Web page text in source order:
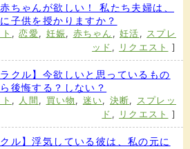
赤ちゃんが欲しい！ 私たち夫婦は、
子供を授かりますか？
,恋愛, 妊娠, 赤ちゃん ,妊活 , スプレ
ッド , リクエスト ]
ラクル】今欲しいと思っているもの
後悔する？しない？
, 人間 , 買い物 , 迷い, 決断,
スプレッ
ド , リクエスト ]
クル】浮気している彼は、私の元に